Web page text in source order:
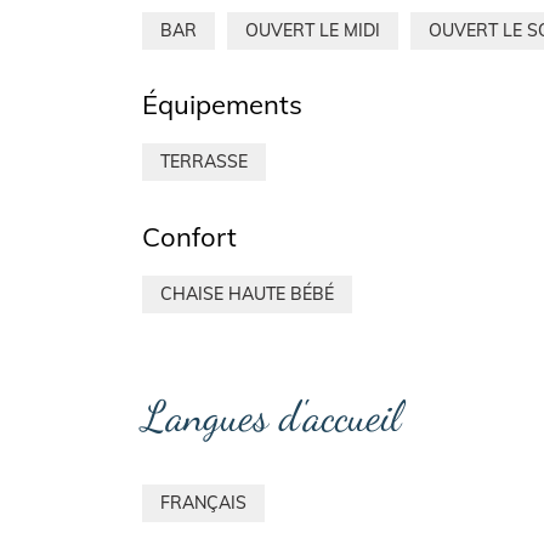
BAR OUVERT LE MIDI OUVERT LE
Équipements
TERRASSE
Confort
CHAISE HAUTE BÉBÉ
Langues d'accueil
FRANÇAIS